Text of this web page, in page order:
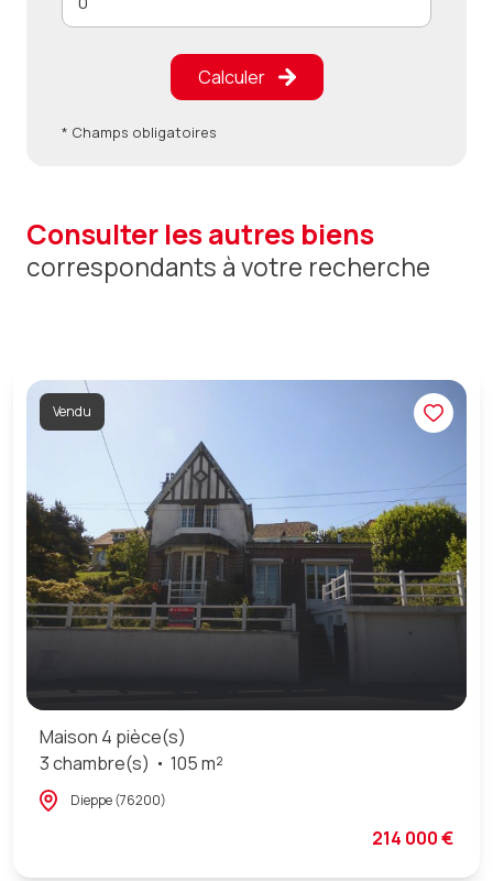
Calculer
* Champs obligatoires
consulter les autres biens
correspondants à votre recherche
Vendu
Maison 4 pièce(s)
3 chambre(s)
105 m²
Dieppe (76200)
214 000 €